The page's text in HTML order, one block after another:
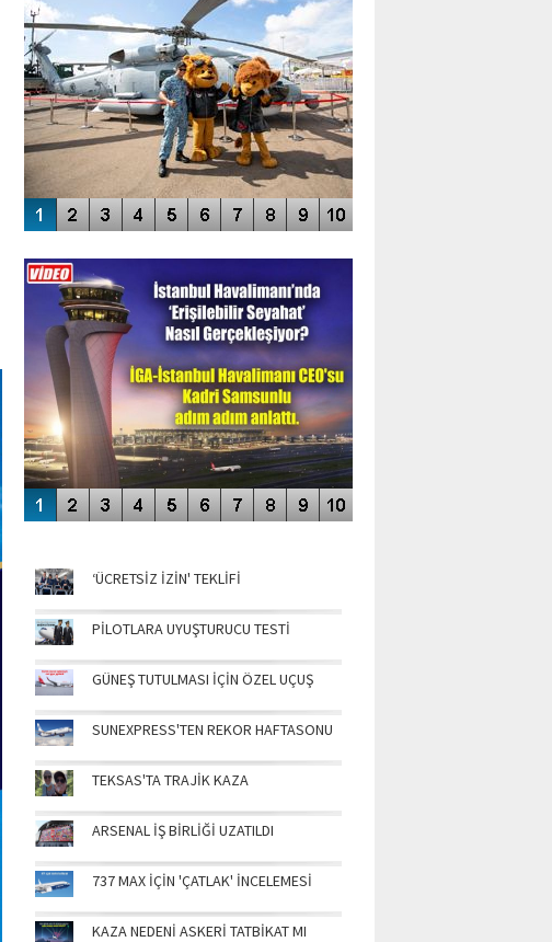
ENGELLERİN AŞILDIĞI HAVALİMANI
‘ÜCRETSİZ İZİN' TEKLİFİ
PİLOTLARA UYUŞTURUCU TESTİ
GÜNEŞ TUTULMASI İÇİN ÖZEL UÇUŞ
SUNEXPRESS'TEN REKOR HAFTASONU
TEKSAS'TA TRAJİK KAZA
ARSENAL İŞ BİRLİĞİ UZATILDI
737 MAX İÇİN 'ÇATLAK' İNCELEMESİ
KAZA NEDENİ ASKERİ TATBİKAT MI